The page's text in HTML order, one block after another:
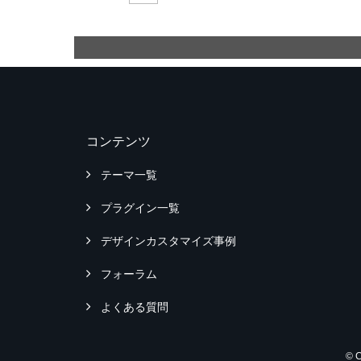
コンテンツ
テーマ一覧
プラグイン一覧
デザインカスタマイズ事例
フォーラム
よくある質問
©